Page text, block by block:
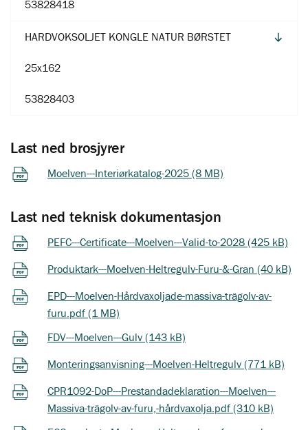
53828418
HARDVOKSOLJET KONGLE NATUR BØRSTET
25x162
53828403
Last ned brosjyrer
Moelven---Interiørkatalog-2025 (8 MB)
Last ned teknisk dokumentasjon
PEFC---Certificate---Moelven---Valid-to-2028 (425 kB)
Produktark---Moelven-Heltregulv-Furu-&-Gran (40 kB)
EPD---Moelven-Hårdvaxoljade-massiva-trägolv-av-
furu.pdf (1 MB)
FDV---Moelven---Gulv (143 kB)
Monteringsanvisning---Moelven-Heltregulv (771 kB)
CPR1092-DoP---Prestandadeklaration---Moelven---
Massiva-trägolv-av-furu,-hårdvaxolja.pdf (310 kB)